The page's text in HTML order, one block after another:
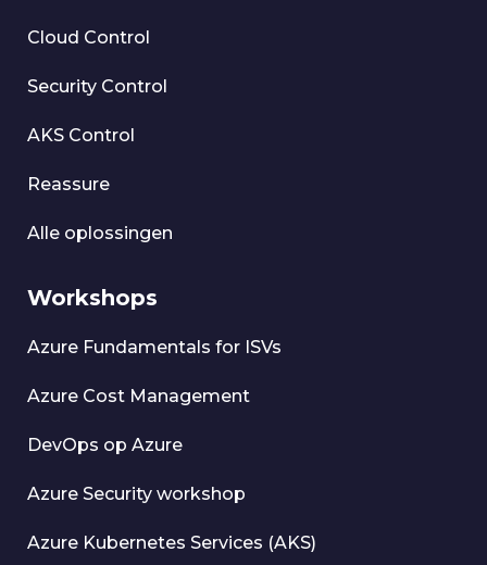
Cloud Control
Security Control
AKS Control
Reassure
Alle oplossingen
Workshops
Azure Fundamentals for ISVs
Azure Cost Management
DevOps op Azure
Azure Security workshop
Azure Kubernetes Services (AKS)